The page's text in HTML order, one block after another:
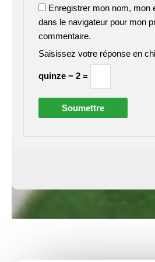
Enregistrer mon nom, mon
dans le navigateur pour mon
commentaire.
Saisissez votre réponse en
quinze − 2 =